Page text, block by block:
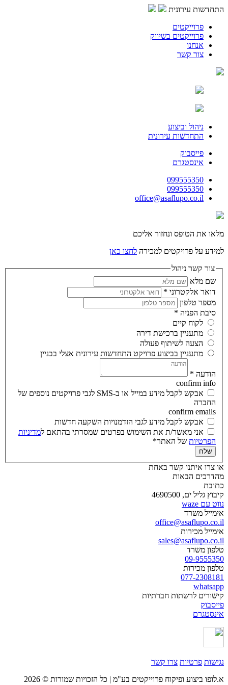
התחדשות עירונית
פרוייקטים
פרוייקטים בשיווק
אנחנו
צור קשר
ניהול וביצוע
התחדשות עירונית
פייסבוק
אינסטגרם
099555350
099555350
office@asaflupo.co.il
מלאו את הטופס ונחזור אליכם
למידע על פרויקטים למכירה לחצו כאן
צור קשר ניהול
שם מלא
דואר אלקטרוני *
מספר טלפון
סיבת הפניה *
לקוח קיים
מתעניין ברכישת דירה
הצעה לשיתוף פעולה
מתעניין בביצוע פרויקט התחדשות עירונית אצלי בבניין
הודעה *
confirm info
אבקש לקבל מידע במייל או ב-SMS לגבי פרויקטים נוספים של
החברה
confirm emails
אבקש לקבל מידע לגבי הזדמנויות השקעה חדשות
אני מאשר/ת את השימוש בפרטים שמסרתי בהתאם למדיניות
הפרטיות של האתר*
שלח
או צרו איתנו קשר באחת
מהדרכים הבאות
כתובת
קיבוץ גליל ים, 4690500
נווט עם waze
אימייל משרד
office@asaflupo.co.il
אימייל מכירות
sales@asaflupo.co.il
טלפון משרד
09-9555350
טלפון מכירות
077-2308181
whatsapp
קישורים לרשתות חברתיות
פייסבוק
אינסטגרם
נגישות פרטיות צרו קשר
א.לופו ביצוע ופיקוח פרוייקטים בע"מ | כל הזכויות שמורות © 2026